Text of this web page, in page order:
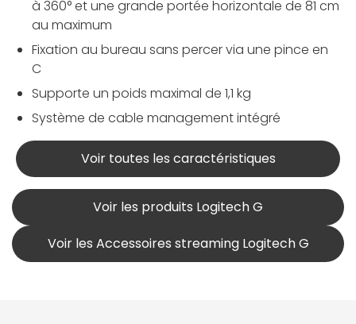
à 360° et une grande portée horizontale de 81 cm
au maximum
Fixation au bureau sans percer via une pince en
C
Supporte un poids maximal de 1,1 kg
Système de cable management intégré
Voir toutes les caractéristiques
Voir les produits Logitech G
Voir les Accessoires streaming Logitech G